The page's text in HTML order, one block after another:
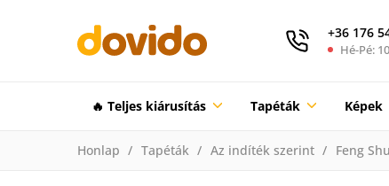
+36 176
Hé-Pé:
🔥 Teljes kiárusítás Tapéták Képek
Honlap Tapéták Az indíték szerint Feng